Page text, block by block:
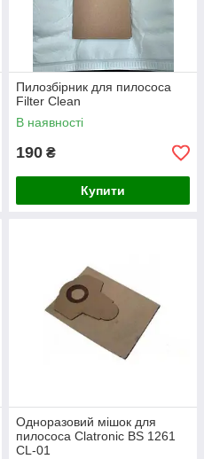
Пилозбірник для пилососа
Filter Clean
В наявності
190 ₴
Купити
Одноразовий мішок для
пилососа Clatronic BS 1261
CL-01